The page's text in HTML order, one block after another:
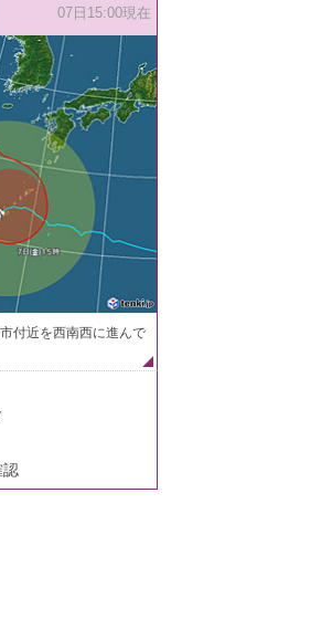
07日15:00現在
付近を西南西に進んで
認